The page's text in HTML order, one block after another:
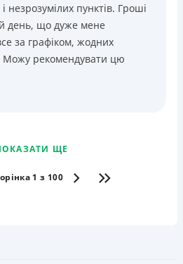
незрозумілих пунктів. Гроші
день, що дуже мене
за графіком, жодних
Можу рекомендувати цю
ЩЕ
1 з 100